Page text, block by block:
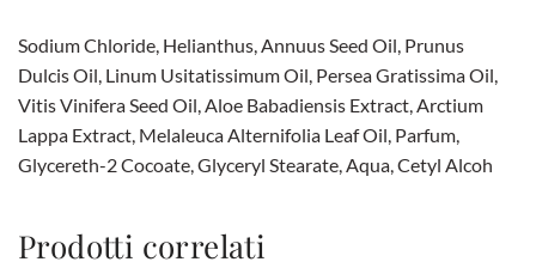
Sodium Chloride, Helianthus, Annuus Seed Oil, Prunus
Dulcis Oil, Linum Usitatissimum Oil, Persea Gratissima Oil,
Vitis Vinifera Seed Oil, Aloe Babadiensis Extract, Arctium
Lappa Extract, Melaleuca Alternifolia Leaf Oil, Parfum,
Glycereth-2 Cocoate, Glyceryl Stearate, Aqua, Cetyl Alcoh
Prodotti correlati